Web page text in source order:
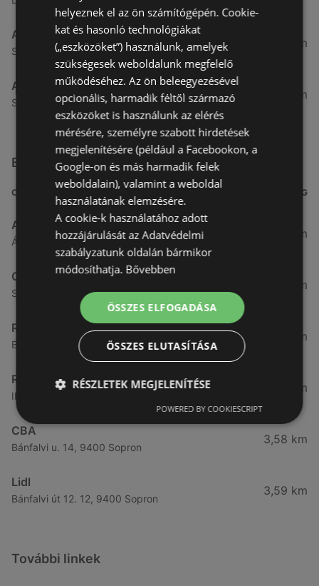
Aldi
Szent Márton u. 57-61., 9700 Szombathely
51,54 km
Aldi
Szent Gellért utca 49., 9700 Szombathely
53,49 km
Egyéb Szupermarketek üzletek a közelben
CÍM TÁVOLSÁG
ALDI
Ágfalvi út 4/a, 9400 Sopron
3,26 km
CBA
Somfalvi u. 14., 9400 Sopron
3,31 km
Reál
Besenyő u. 16., 9400 Sopron
3,32 km
Reál
Ibolya út 15., 9400 Sopron
3,41 km
CBA
Bánfalvi u. 14, 9400 Sopron
3,58 km
Lidl
Bánfalvi út 12. 12, 9400 Sopron
3,59 km
További linkek
helyeznek el az ön számítógépén. Cookie-
kat és hasonló technológiákat
(„eszközöket”) használunk, amelyek
szükségesek weboldalunk megfelelő
működéséhez. Az ön beleegyezésével
opcionális, harmadik féltől származó
eszközöket is használunk az elérés
mérésére, személyre szabott hirdetések
megjelenítésére (például a Facebookon, a
Google-on és más harmadik felek
weboldalain), valamint a weboldal
használatának elemzésére.
A cookie-k használatához adott
hozzájárulását az Adatvédelmi
szabályzatunk oldalán bármikor
módosíthatja. Bővebben
ÖSSZES ELFOGADÁSA
ÖSSZES ELUTASÍTÁSA
RÉSZLETEK MEGJELENÍTÉSE
POWERED BY COOKIESCRIPT